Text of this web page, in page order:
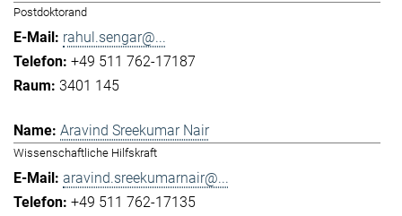
Postdoktorand
rahul.sengar@...
+49 511 762-17187
3401 145
Aravind Sreekumar Nair
Wissenschaftliche Hilfskraft
aravind.sreekumarnair@...
+49 511 762-17135